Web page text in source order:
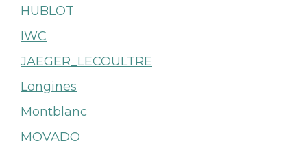
HUBLOT
IWC
JAEGER_LECOULTRE
Longines
Montblanc
MOVADO